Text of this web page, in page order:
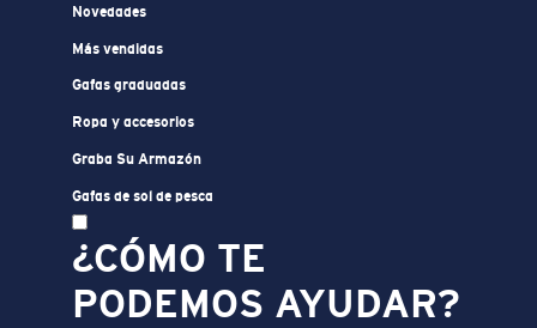
Novedades
Más vendidas
Gafas graduadas
Ropa y accesorios
Graba Su Armazón
Gafas de sol de pesca
¿CÓMO TE
PODEMOS AYUDAR?